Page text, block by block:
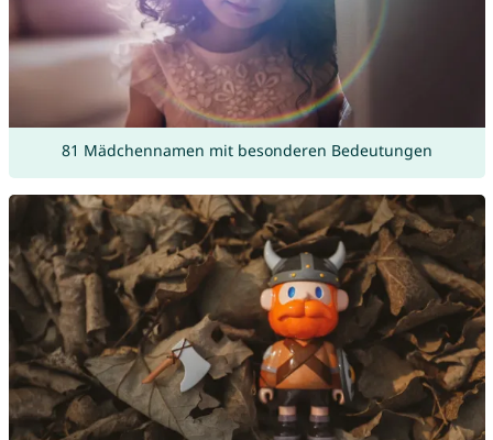
81 Mädchennamen mit besonderen Bedeutungen